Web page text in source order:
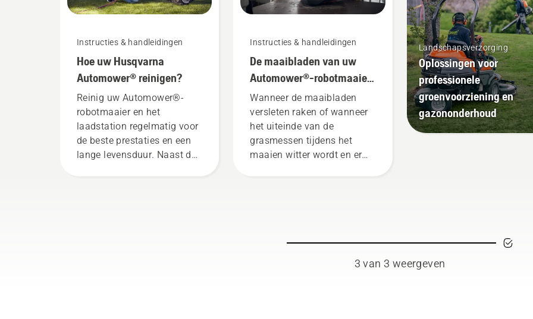
Instructies & handleidingen
Hoe uw Husqvarna
Automower® reinigen?
Reinig uw Automower®-
robotmaaier en het
laadstation regelmatig voor
de beste prestaties en een
lange levensduur. Naast de
Instructies & handleidingen
De maaibladen van uw
Automower®-robotmaaier
vervangen
Wanneer de maaibladen
versleten raken of wanneer
het uiteinde van de
grasmessen tijdens het
maaien witter wordt en er
en schroeven gebruikt en
tegelijkertijd met het blad bij
Landschapsverzorging
Oplossingen voor
professionele
groenvoorziening en
gazononderhoud
3 van 3 weergeven